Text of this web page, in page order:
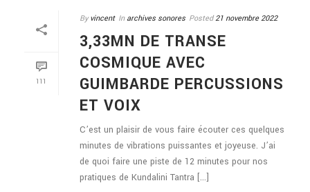
111
By vincent In archives sonores Posted 21 novembre 2022
3,33MN DE TRANSE
COSMIQUE AVEC
GUIMBARDE PERCUSSIONS
ET VOIX
C’est un plaisir de vous faire écouter ces quelques
minutes de vibrations puissantes et joyeuse. J’ai
de quoi faire une piste de 12 minutes pour nos
pratiques de Kundalini Tantra [...]